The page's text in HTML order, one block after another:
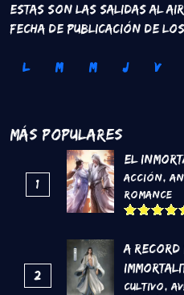
Estas son las salidas al
fecha de publicación de los
L M M J V
Más Populares
1
El
Acción,
Romance
2
A
Cultivo,